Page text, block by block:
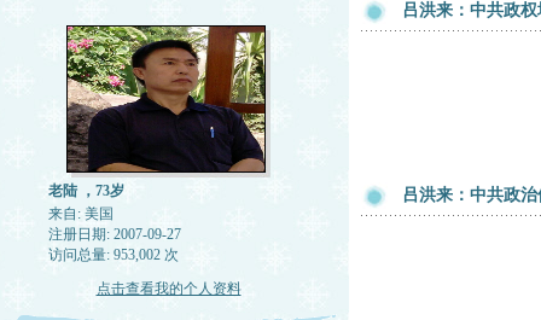
老陆 ，73岁
来自: 美国
注册日期: 2007-09-27
访问总量: 953,002 次
点击查看我的个人资料
吕洪来：中共政
吕洪来：中共政